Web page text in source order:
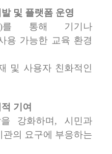
및 플랫폼 운영
템)를 통해 기기나
용 가능한 교육 환경
및 사용자 친화적인
기여
강화하며, 시민과
의 요구에 부응하는